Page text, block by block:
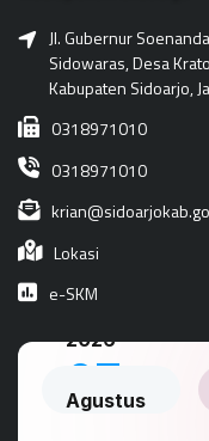
Jl. Gubernur
Sidowaras, Desa
Kabupaten Sidoarjo,
0318971010
0318971010
Lokasi
e-SKM